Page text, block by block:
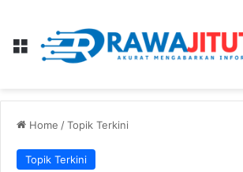
Menu
Home /Topik Terkini
Topik Terkini